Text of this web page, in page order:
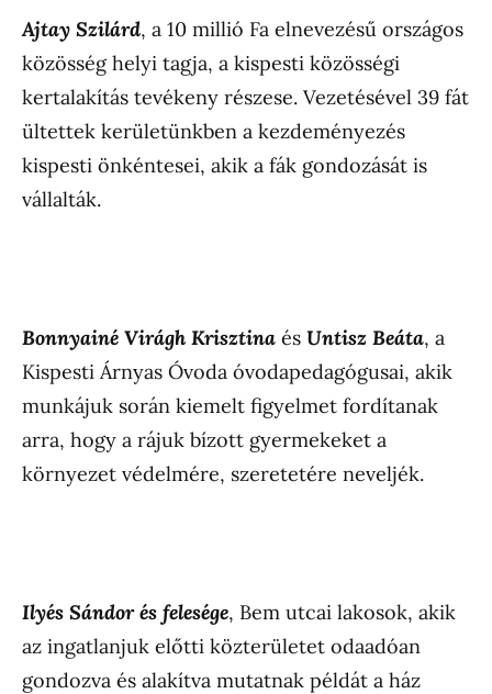
Ajtay Szilárd, a 10 millió Fa elnevezésű országos
közösség helyi tagja, a kispesti közösségi
kertalakítás tevékeny részese. Vezetésével 39 fát
ültettek kerületünkben a kezdeményezés
kispesti önkéntesei, akik a fák gondozását is
vállalták.
Bonnyainé Virágh Krisztina és Untisz Beáta, a
Kispesti Árnyas Óvoda óvodapedagógusai, akik
munkájuk során kiemelt figyelmet fordítanak
arra, hogy a rájuk bízott gyermekeket a
környezet védelmére, szeretetére neveljék.
Ilyés Sándor és felesége, Bem utcai lakosok, akik
az ingatlanjuk előtti közterületet odaadóan
gondozva és alakítva mutatnak példát a ház